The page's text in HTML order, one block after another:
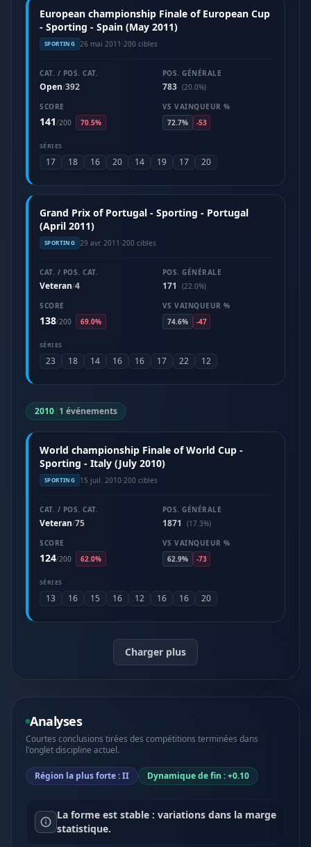
European championship Finale of European Cup
- Sporting - Spain (May 2011)
SPORTING 26 mai 2011 ·200 cibles
CAT. / POS. CAT.
Open/392
POS. GÉNÉRALE
783 (20.0%)
SCORE
141/200 70.5%
VS VAINQUEUR %
72.7%
-53
SÉRIES
17 18 16 20 14 19 17 20
Grand Prix of Portugal - Sporting - Portugal
(April 2011)
SPORTING 29 avr. 2011 ·200 cibles
CAT. / POS. CAT.
Veteran/4
POS. GÉNÉRALE
171
(22.0%)
SCORE
138/200 69.0%
VS VAINQUEUR %
74.6%
-47
SÉRIES
23 18 14 16 16 17 22 12
2010| 1 événements
World championship Finale of World Cup -
Sporting - Italy (July 2010)
SPORTING 15 juil. 2010·200 cibles
CAT. / POS. CAT.
Veteran/75
POS. GÉNÉRALE
1871
(17.3%)
SCORE
124/200 62.0%
VS VAINQUEUR %
62.9%
-73
SÉRIES
13 16 15 16 12 16 16 20
Charger plus
Analyses
Courtes conclusions tirées des compétitions terminées dans
l'onglet discipline actuel.
Région la plus forte : II Dynamique de fin : +0.10
La forme est stable : variations dans la marge
statistique.